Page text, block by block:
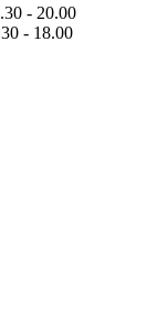
- 20.00
- 18.00